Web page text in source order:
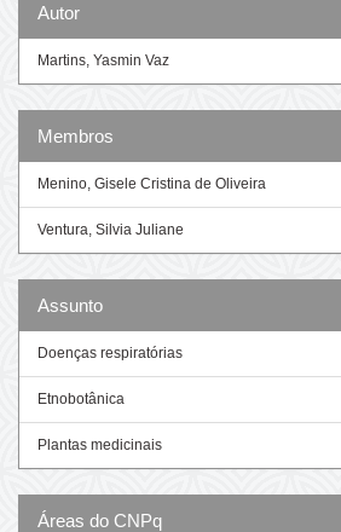
Autor
Martins, Yasmin Vaz
Membros
Menino, Gisele Cristina de Oliveira
Ventura, Silvia Juliane
Assunto
Doenças respiratórias
Etnobotânica
Plantas medicinais
Áreas do CNPq